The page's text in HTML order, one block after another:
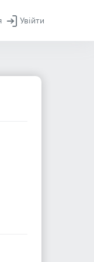
Увійти